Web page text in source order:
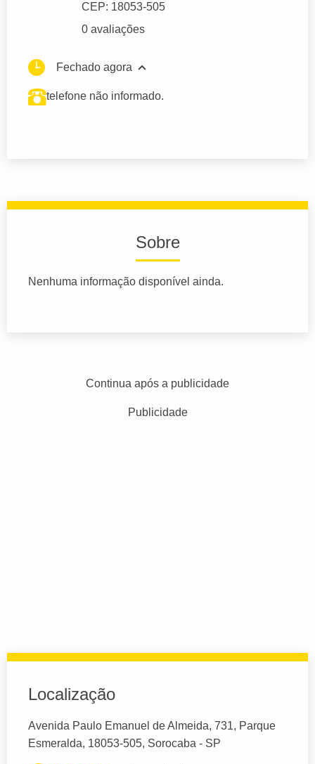
CEP: 18053-505
0 avaliações
Fechado agora
telefone não informado.
Sobre
Nenhuma informação disponível ainda.
Continua após a publicidade
Publicidade
Localização
Avenida Paulo Emanuel de Almeida, 731, Parque
Esmeralda, 18053-505, Sorocaba - SP